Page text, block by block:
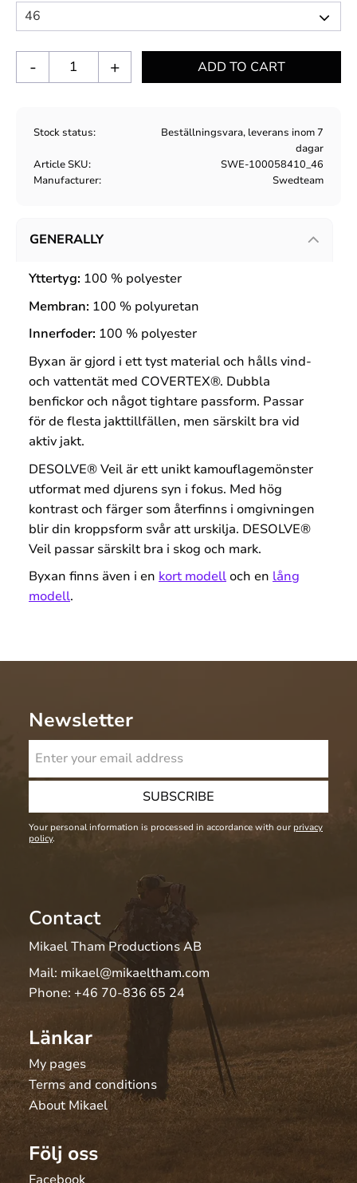
+
-
Stock status
Beställningsvara, leverans inom 7
dagar
Article SKU
SWE-100058410_46
Manufacturer
Swedteam
GENERALLY
Yttertyg: 100 % polyester
Membran: 100 % polyuretan
Innerfoder: 100 % polyester
Byxan är gjord i ett tyst material och hålls vind-
och vattentät med COVERTEX®. Dubbla
benfickor och något tightare passform. Passar
för de flesta jakttillfällen, men särskilt bra vid
aktiv jakt.
DESOLVE® Veil är ett unikt kamouflagemönster
utformat med djurens syn i fokus. Med hög
kontrast och färger som återfinns i omgivningen
blir din kroppsform svår att urskilja. DESOLVE®
Veil passar särskilt bra i skog och mark.
Byxan finns även i en kort modelloch en lång
modell.
Newsletter
SUBSCRIBE
Your personal information is processed in accordance with our privacy
policy.
Contact
Mikael Tham Productions AB
Mail: mikael@mikaeltham.com
Phone: +46 70-836 65 24
Länkar
My pages
Terms and conditions
About Mikael
Följ oss